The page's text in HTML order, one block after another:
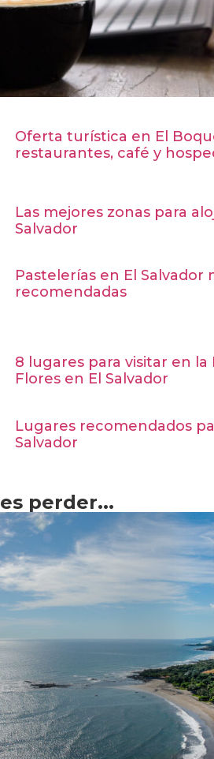
Oferta turística en El
restaurantes, café y
Las mejores zonas para
Salvador
Pastelerías en El Salvador
recomendadas
8 lugares para visitar en la
Flores en El Salvador
Lugares recomendados
Salvador
perder...